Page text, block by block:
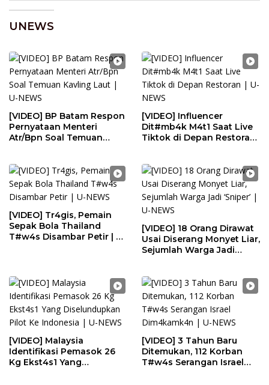
UNEWS
[VIDEO] BP Batam Respon
Pernyataan Menteri
Atr/Bpn Soal Temuan
[VIDEO] Influencer
Dit#mb4k M4t1 Saat Live
Tiktok di Depan Restoran
[VIDEO] Tr4gis, Pemain
Sepak Bola Thailand
T#w4s Disambar Petir | U-
[VIDEO] 18 Orang Dirawat
Usai Diserang Monyet Liar,
Sejumlah Warga Jadi
[VIDEO] Malaysia
Identifikasi Pemasok 26
Kg Ekst4s1 Yang
[VIDEO] 3 Tahun Baru
Ditemukan, 112 Korban
T#w4s Serangan Israel